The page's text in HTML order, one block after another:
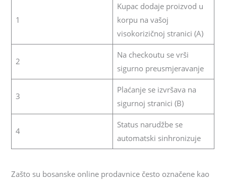
1
Kupac dodaje proizvod u
korpu na vašoj
visokorizičnoj stranici (A)
2
Na checkoutu se vrši
sigurno preusmjeravanje
3
Plaćanje se izvršava na
sigurnoj stranici (B)
4
Status narudžbe se
automatski sinhronizuje
Zašto su bosanske online prodavnice često označene kao